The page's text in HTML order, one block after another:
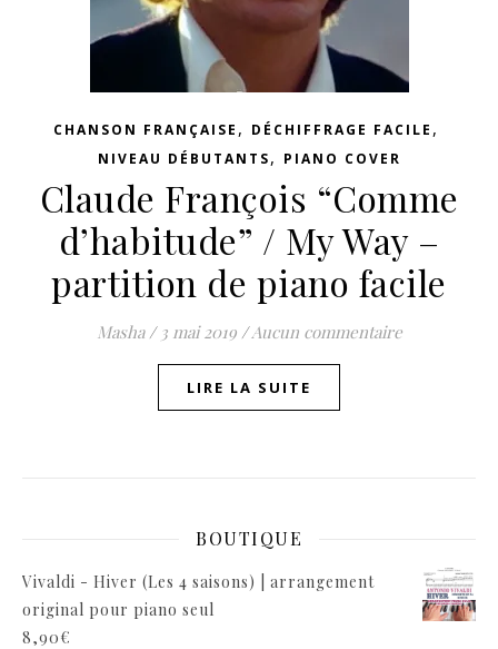
CHANSON FRANÇAISE , DÉCHIFFRAGE FACILE ,
NIVEAU DÉBUTANTS, PIANO COVER
Claude François “Comme
d’habitude” / My Way –
partition de piano facile
Masha / 3 mai 2019 /Aucun commentaire
LIRE LA SUITE
BOUTIQUE
Vivaldi - Hiver (Les 4 saisons) | arrangement
original pour piano seul
8,90€